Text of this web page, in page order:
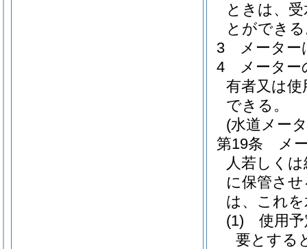
ときは、
とができ
3
メータ
4
メータ
有者又は
できる。
(水道メー
第19条
メ
人若しく
に保管さ
は、これ
(1)
使用
要とする